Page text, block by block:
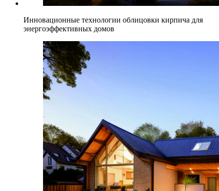
Инновационные технологии облицовки кирпича для
энергоэффективных домов